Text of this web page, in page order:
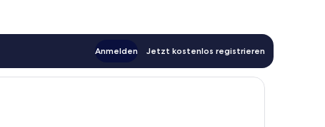
Anmelden Jetzt kostenlos registrieren